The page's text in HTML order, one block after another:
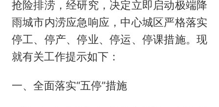
抢险排涝，经研究，决定立即启动极端降
雨城市内涝应急响应，中心城区严格落实
停工、停产、停业、停运、停课措施。现
就有关工作提示如下：
一、全面落实“五停”措施